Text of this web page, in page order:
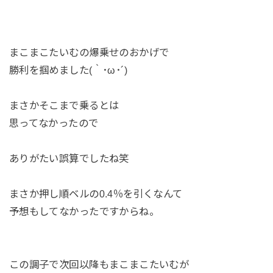
まこまこたいむの爆乗せのおかげで
勝利を掴めました(｀･ω･´)
まさかそこまで乗るとは
思ってなかったので
ありがたい誤算でしたね笑
まさか押し順ベルの0.4％を引くなんて
予想もしてなかったですからね。
この調子で次回以降もまこまこたいむが